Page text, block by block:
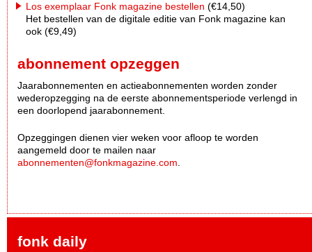
Los exemplaar Fonk magazine bestellen (€14,50)
Het bestellen van de digitale editie van Fonk magazine kan
ook (€9,49)
abonnement opzeggen
Jaarabonnementen en actieabonnementen worden zonder
wederopzegging na de eerste abonnementsperiode verlengd in
een doorlopend jaarabonnement.
Opzeggingen dienen vier weken voor afloop te worden
aangemeld door te mailen naar
abonnementen@fonkmagazine.com.
fonk daily